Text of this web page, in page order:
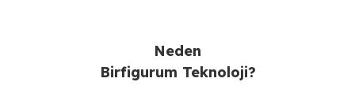
Neden
Birfigurum Teknoloji?